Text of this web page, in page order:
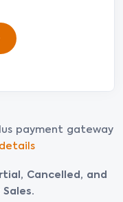
payment gateway
Cancelled, and